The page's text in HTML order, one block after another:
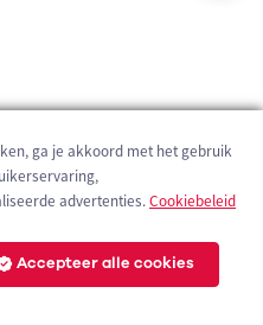
ga je akkoord met het gebruik
advertenties.Cookiebeleid
Accepteer alle cookies